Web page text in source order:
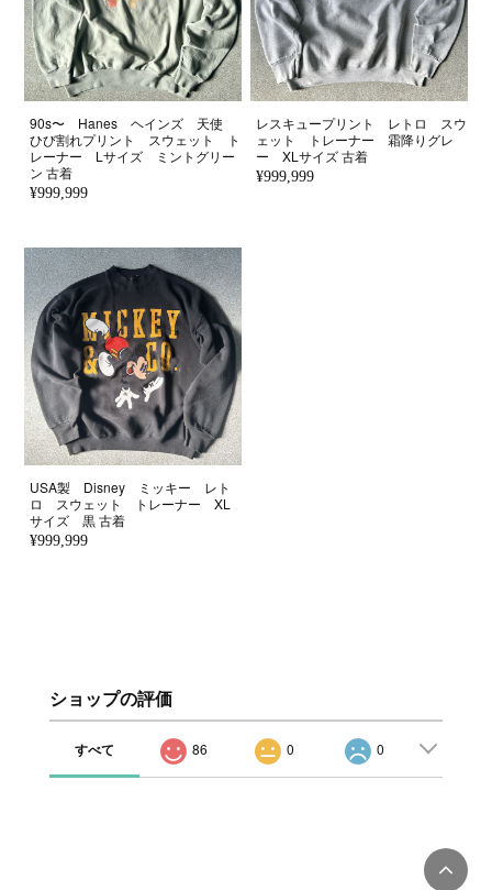
90s〜 Hanes ヘインズ 天使
ひび割れプリント スウェット ト
レーナー Lサイズ ミントグリー
ン 古着
¥999,999
レスキュープリント レトロ スウ
ェット トレーナー 霜降りグレ
ー XLサイズ 古着
¥999,999
USA製 Disney ミッキー レト
ロ スウェット トレーナー XL
サイズ 黒 古着
¥999,999
ショップの評価
すべて 86 0 0